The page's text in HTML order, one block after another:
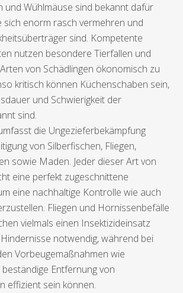
und Wühlmäuse sind bekannt dafür
sich enorm rasch vermehren und
sind. Kompetente
nutzen besondere Tierfallen und
von Schädlingen ökonomisch zu
kritisch können Küchenschaben sein,
und Schwierigkeit der
sind.
die Ungezieferbekämpfung
von Silberfischen, Fliegen,
sowie Maden. Jeder dieser Art von
eine perfekt zugeschnittene
eine nachhaltige Kontrolle wie auch
Fliegen und Hornissenbefälle
vielmals einen Insektizideinsatz
notwendig, während bei
Vorbeugemaßnahmen wie
Entfernung von
effizient sein können.